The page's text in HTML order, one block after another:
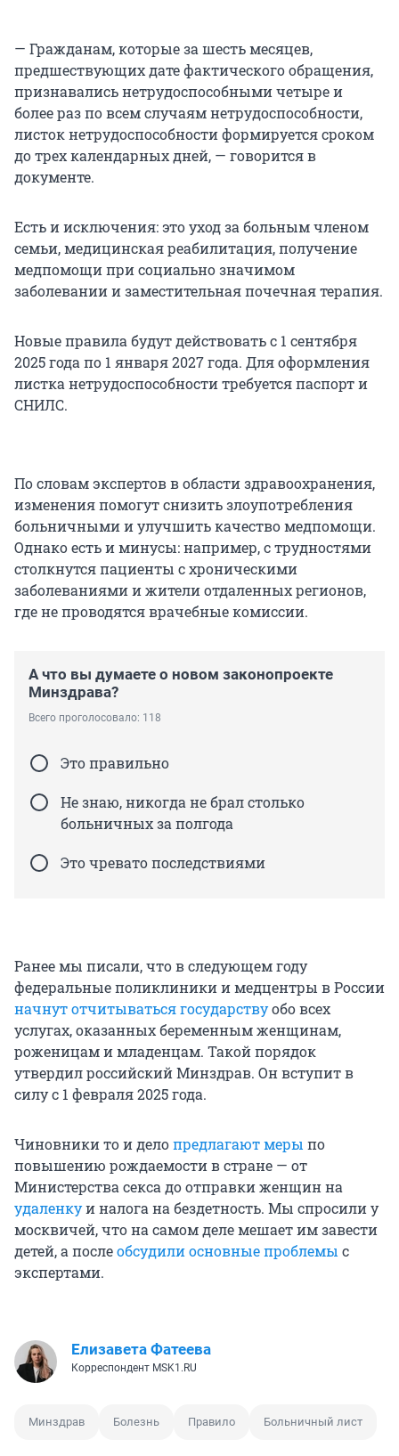
— Гражданам, которые за шесть месяцев,
предшествующих дате фактического обращения,
признавались нетрудоспособными четыре и
более раз по всем случаям нетрудоспособности,
листок нетрудоспособности формируется сроком
до трех календарных дней, — говорится в
документе.
Есть и исключения: это уход за больным членом
семьи, медицинская реабилитация, получение
медпомощи при социально значимом
заболевании и заместительная почечная терапия.
Новые правила будут действовать с 1 сентября
2025 года по 1 января 2027 года. Для оформления
листка нетрудоспособности требуется паспорт и
СНИЛС.
По словам экспертов в области здравоохранения,
изменения помогут снизить злоупотребления
больничными и улучшить качество медпомощи.
Однако есть и минусы: например, с трудностями
столкнутся пациенты с хроническими
заболеваниями и жители отдаленных регионов,
где не проводятся врачебные комиссии.
А что вы думаете о новом законопроекте
Минздрава?
Всего проголосовало: 118
Это правильно
Не знаю, никогда не брал столько
больничных за полгода
Это чревато последствиями
Ранее мы писали, что в следующем году
федеральные поликлиники и медцентры в России
начнут отчитываться государствуобо всех
услугах, оказанных беременным женщинам,
роженицам и младенцам. Такой порядок
утвердил российский Минздрав. Он вступит в
силу с 1 февраля 2025 года.
Чиновники то и делопредлагают меры по
повышению рождаемости в стране — от
Министерства секса до отправки женщин на
удаленкуи налога на бездетность. Мы спросили у
москвичей, что на самом деле мешает им завести
детей, а послеобсудили основные проблемы с
экспертами.
Елизавета Фатеева
Корреспондент MSK1.RU
Минздрав Болезнь Правило Больничный лист